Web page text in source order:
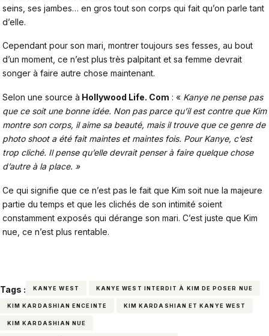
seins, ses jambes… en gros tout son corps qui fait qu’on parle tant
d’elle.
Cependant pour son mari, montrer toujours ses fesses, au bout
d’un moment, ce n’est plus très palpitant et sa femme devrait
songer à faire autre chose maintenant.
Selon une source à Hollywood Life. Com : « Kanye ne pense pas
que ce soit une bonne idée. Non pas parce qu’il est contre que Kim
montre son corps, il aime sa beauté, mais il trouve que ce genre de
photo shoot a été fait maintes et maintes fois. Pour Kanye, c’est
trop cliché. Il pense qu’elle devrait penser à faire quelque chose
d’autre à la place. »
Ce qui signifie que ce n’est pas le fait que Kim soit nue la majeure
partie du temps et que les clichés de son intimité soient
constamment exposés qui dérange son mari. C’est juste que Kim
nue, ce n’est plus rentable.
Tags : KANYE WEST KANYE WEST INTERDIT À KIM DE POSER NUE
KIM KARDASHIAN ENCEINTE KIM KARDASHIAN ET KANYE WEST
KIM KARDASHIAN NUE